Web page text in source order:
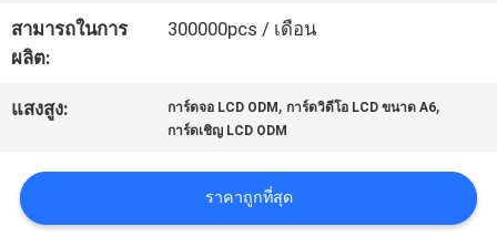
ขอ
ใบ
เสนอ
ราคา
สามารถในการ
ผลิต:
300000pcs / เดือน
แสงสูง: การ์ดจอ LCD ODM , การ์ดวิดีโอ LCD ขนาด A6,
การ์ดเชิญ LCD ODM
ราคาถูกที่สุด